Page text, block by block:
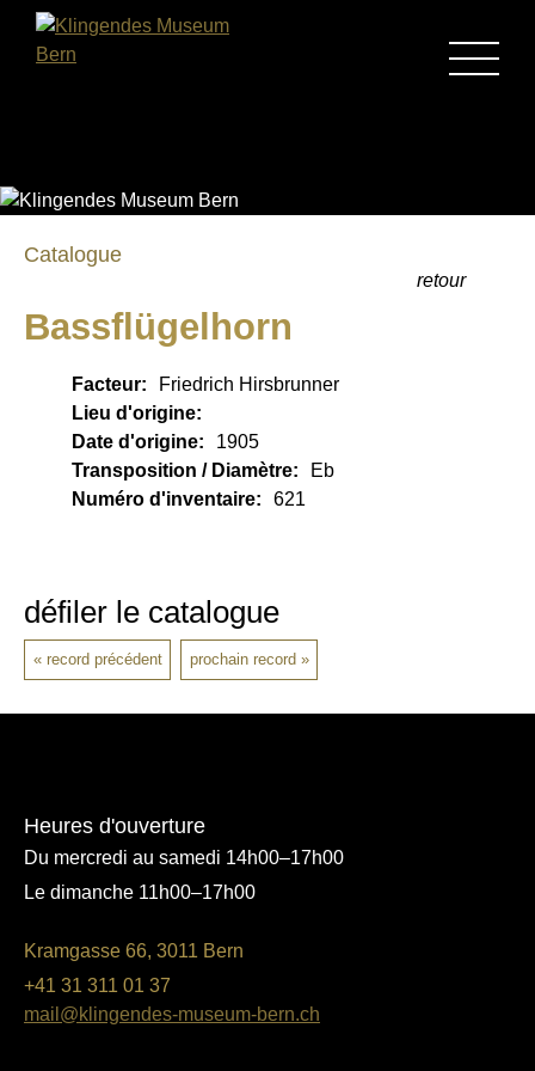
Catalogue
Bassflügelhorn
retour
Facteur:
Friedrich Hirsbrunner
Lieu d'origine:
Date d'origine:
1905
Transposition / Diamètre:
Eb
Numéro d'inventaire:
621
défiler le catalogue
record précédent prochain record
Heures d'ouverture
Du mercredi au samedi 14h00–17h00
Le dimanche 11h00–17h00
Kramgasse 66, 3011 Bern
+41 31 311 01 37
mail@klingendes-museum-bern.ch